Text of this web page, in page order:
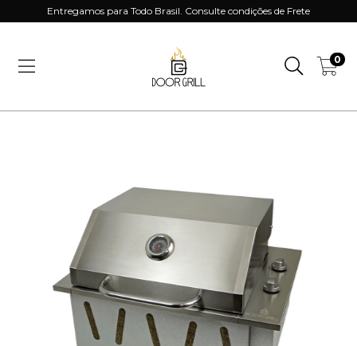
Entregamos para Todo Brasil. Consulte condições de Frete
0